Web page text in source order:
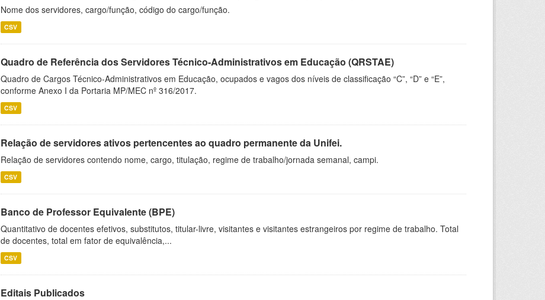
Nome dos servidores, cargo/função, código do cargo/função.
CSV
Quadro de Referência dos Servidores Técnico-Administrativos em Educação (QRSTAE)
Quadro de Cargos Técnico-Administrativos em Educação, ocupados e vagos dos níveis de classificação “C”, “D” e “E”,
conforme Anexo I da Portaria MP/MEC nº 316/2017.
CSV
Relação de servidores ativos pertencentes ao quadro permanente da Unifei.
Relação de servidores contendo nome, cargo, titulação, regime de trabalho/jornada semanal, campi.
CSV
Banco de Professor Equivalente (BPE)
Quantitativo de docentes efetivos, substitutos, titular-livre, visitantes e visitantes estrangeiros por regime de trabalho. Total
de docentes, total em fator de equivalência,...
CSV
Editais Publicados